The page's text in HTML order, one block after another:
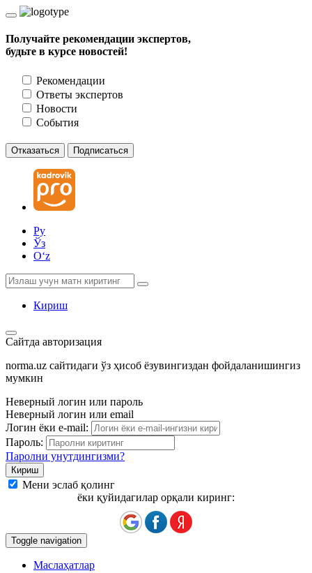
Получайте рекомендации экспертов,
будьте в курсе новостей!
Рекомендации
Ответы экспертов
Новости
События
Отказаться Подписаться
Ру
Ўз
Oʻz
Кириш
Сайтда авторизация
norma.uz сайтидаги ўз ҳисоб ёзувингиздан фойдаланишингиз
мумкин
Неверный логин или пароль
Неверный логин или email
Логин ёки e-mail:
Пароль:
Паролни унутдингизми?
Мени эслаб қолинг
ёки қуйидагилар орқали киринг:
Toggle navigation
Маслаҳатлар